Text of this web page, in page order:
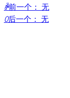
ꄴ前一个：
无
ꄲ后一个： 无